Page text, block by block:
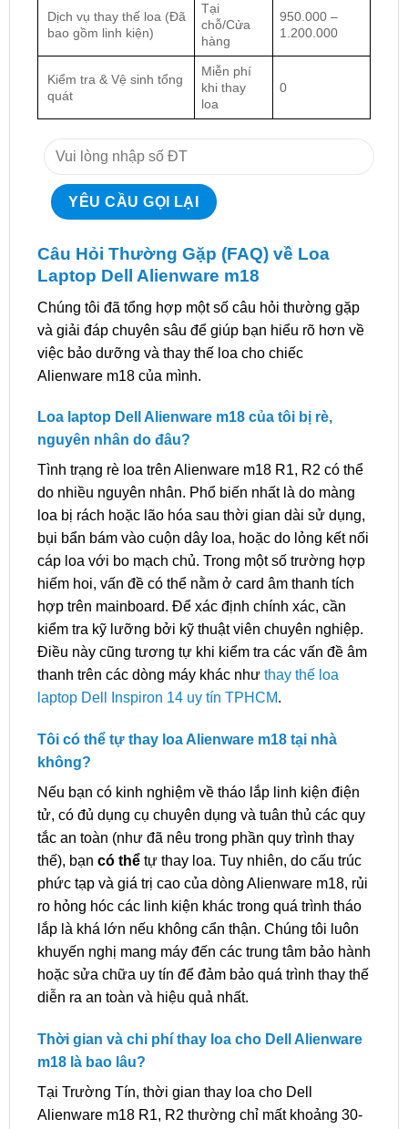
Dịch vụ thay thế loa (Đã
bao gồm linh kiện)
Tại
chỗ/Cửa
hàng
950.000 –
1.200.000
Kiểm tra & Vệ sinh tổng
quát
Miễn phí
khi thay
loa
0
Câu Hỏi Thường Gặp (FAQ) về Loa
Laptop Dell Alienware m18
Chúng tôi đã tổng hợp một số câu hỏi thường gặp
và giải đáp chuyên sâu để giúp bạn hiểu rõ hơn về
việc bảo dưỡng và thay thế loa cho chiếc
Alienware m18 của mình.
Loa laptop Dell Alienware m18 của tôi bị rè,
nguyên nhân do đâu?
Tình trạng rè loa trên Alienware m18 R1, R2 có thể
do nhiều nguyên nhân. Phổ biến nhất là do màng
loa bị rách hoặc lão hóa sau thời gian dài sử dụng,
bụi bẩn bám vào cuộn dây loa, hoặc do lỏng kết nối
cáp loa với bo mạch chủ. Trong một số trường hợp
hiếm hoi, vấn đề có thể nằm ở card âm thanh tích
hợp trên mainboard. Để xác định chính xác, cần
kiểm tra kỹ lưỡng bởi kỹ thuật viên chuyên nghiệp.
Điều này cũng tương tự khi kiểm tra các vấn đề âm
thanh trên các dòng máy khác như thay thế loa
laptop Dell Inspiron 14 uy tín TPHCM.
Tôi có thể tự thay loa Alienware m18 tại nhà
không?
Nếu bạn có kinh nghiệm về tháo lắp linh kiện điện
tử, có đủ dụng cụ chuyên dụng và tuân thủ các quy
tắc an toàn (như đã nêu trong phần quy trình thay
thế), bạn có thểtự thay loa. Tuy nhiên, do cấu trúc
phức tạp và giá trị cao của dòng Alienware m18, rủi
ro hỏng hóc các linh kiện khác trong quá trình tháo
lắp là khá lớn nếu không cẩn thận. Chúng tôi luôn
khuyến nghị mang máy đến các trung tâm bảo hành
hoặc sửa chữa uy tín để đảm bảo quá trình thay thế
diễn ra an toàn và hiệu quả nhất.
Thời gian và chi phí thay loa cho Dell Alienware
m18 là bao lâu?
Tại Trường Tín, thời gian thay loa cho Dell
Alienware m18 R1, R2 thường chỉ mất khoảng 30-